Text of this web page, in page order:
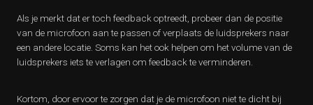
Als je merkt dat er toch feedback optreedt, probeer dan de positie
van de microfoon aan te passen of verplaats de luidsprekers naar
een andere locatie. Soms kan het ook helpen om het volume van de
luidsprekers iets te verlagen om feedback te verminderen.
Kortom, door ervoor te zorgen dat je de microfoon niet te dicht bij